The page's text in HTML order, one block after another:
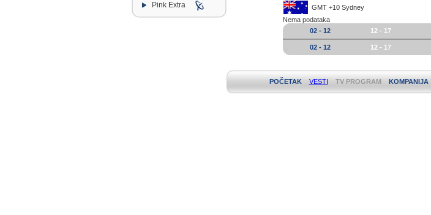
Pink Extra
GMT +10 Sydney
Nema podataka
02 - 12
12 - 17
02 - 12 12 - 17
POČETAK VESTI TV PROGRAM KOMPANIJA